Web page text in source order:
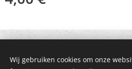
Mogelijk gemaakt door
Wij gebruiken cookies om onze